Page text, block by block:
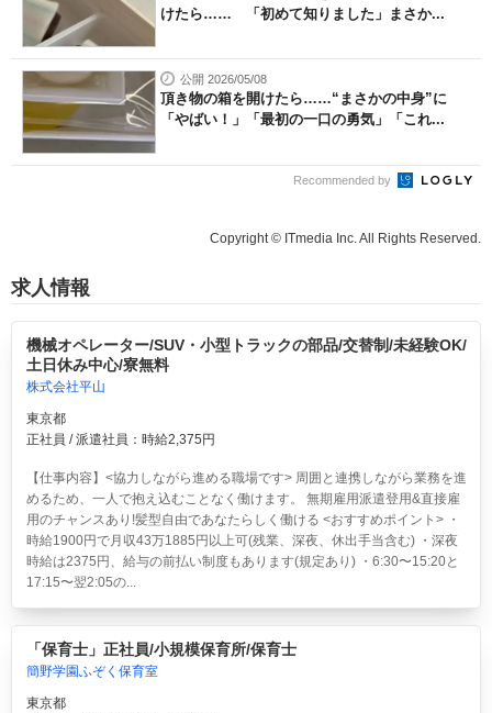
けたら…… 「初めて知りました」まさか...
公開 2026/05/08
頂き物の箱を開けたら……“まさかの中身”に
「やばい！」「最初の一口の勇気」「これ...
Recommended by
Copyright © ITmedia Inc. All Rights Reserved.
求人情報
機械オペレーター/SUV・小型トラックの部品/交替制/未経験OK/
土日休み中心/寮無料
株式会社平山
東京都
正社員 / 派遣社員：時給2,375円
【仕事内容】<協力しながら進める職場です> 周囲と連携しながら業務を進
めるため、一人で抱え込むことなく働けます。 無期雇用派遣登用&直接雇
用のチャンスあり!髪型自由であなたらしく働ける <おすすめポイント> ・
時給1900円で月収43万1885円以上可(残業、深夜、休出手当含む) ・深夜
時給は2375円、給与の前払い制度もあります(規定あり) ・6:30〜15:20と
17:15〜翌2:05の...
「保育士」正社員/小規模保育所/保育士
簡野学園ふぞく保育室
東京都